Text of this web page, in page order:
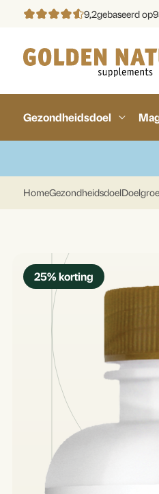
9,2gebaseerd op
Gezondheidsdoel
HomeGezondheidsdoel
25% korting